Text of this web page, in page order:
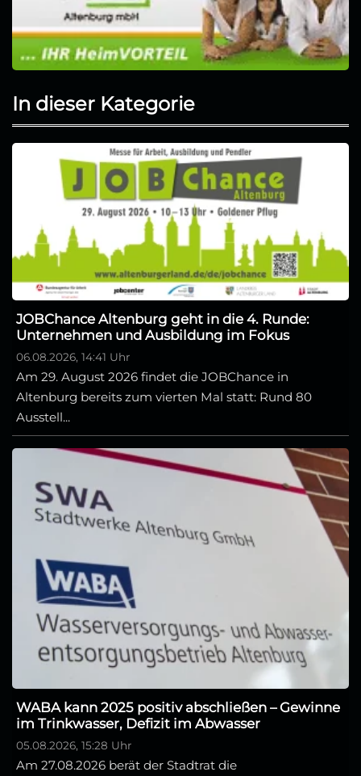
In dieser Kategorie
JOBChance Altenburg geht in die 4. Runde:
Unternehmen und Ausbildung im Fokus
06.08.2026, 14:41 Uhr
Am 29. August 2026 findet die JOBChance in
Altenburg bereits zum vierten Mal statt: Rund 80
Ausstell...
WABA kann 2025 positiv abschließen – Gewinne
im Trinkwasser, Defizit im Abwasser
05.08.2026, 15:28 Uhr
Am 27.08.2026 berät der Stadtrat die